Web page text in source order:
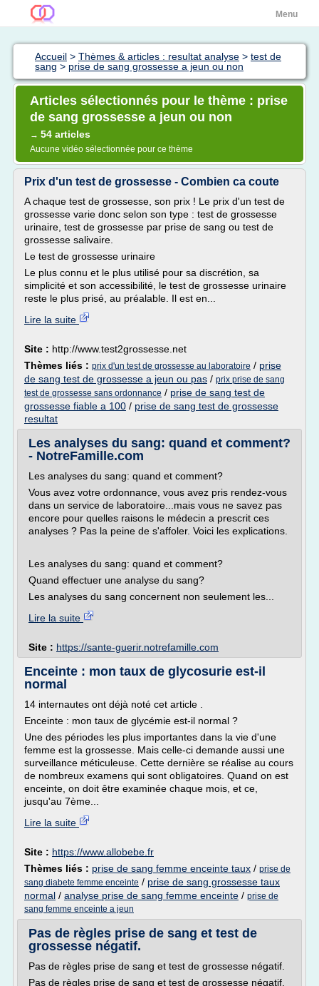
Menu
Accueil > Thèmes & articles : resultat analyse > test de
sang > prise de sang grossesse a jeun ou non
Articles sélectionnés pour le thème : prise
de sang grossesse a jeun ou non
→ 54 articles
Aucune vidéo sélectionnée pour ce thème
Prix d'un test de grossesse - Combien ca coute
A chaque test de grossesse, son prix ! Le prix d'un test de
grossesse varie donc selon son type : test de grossesse
urinaire, test de grossesse par prise de sang ou test de
grossesse salivaire.
Le test de grossesse urinaire
Le plus connu et le plus utilisé pour sa discrétion, sa
simplicité et son accessibilité, le test de grossesse urinaire
reste le plus prisé, au préalable. Il est en...
Lire la suite
Site : http://www.test2grossesse.net
Thèmes liés : prix d'un test de grossesse au laboratoire / prise
de sang test de grossesse a jeun ou pas / prix prise de sang
test de grossesse sans ordonnance / prise de sang test de
grossesse fiable a 100 / prise de sang test de grossesse
resultat
Les analyses du sang: quand et comment?
- NotreFamille.com
Les analyses du sang: quand et comment?
Vous avez votre ordonnance, vous avez pris rendez-vous
dans un service de laboratoire...mais vous ne savez pas
encore pour quelles raisons le médecin a prescrit ces
analyses ? Pas la peine de s'affoler. Voici les explications.
Les analyses du sang: quand et comment?
Quand effectuer une analyse du sang?
Les analyses du sang concernent non seulement les...
Lire la suite
Site : https://sante-guerir.notrefamille.com
Enceinte : mon taux de glycosurie est-il
normal
14 internautes ont déjà noté cet article .
Enceinte : mon taux de glycémie est-il normal ?
Une des périodes les plus importantes dans la vie d'une
femme est la grossesse. Mais celle-ci demande aussi une
surveillance méticuleuse. Cette dernière se réalise au cours
de nombreux examens qui sont obligatoires. Quand on est
enceinte, on doit être examinée chaque mois, et ce,
jusqu'au 7ème...
Lire la suite
Site : https://www.allobebe.fr
Thèmes liés : prise de sang femme enceinte taux / prise de
sang diabete femme enceinte / prise de sang grossesse taux
normal / analyse prise de sang femme enceinte / prise de
sang femme enceinte a jeun
Pas de règles prise de sang et test de
grossesse négatif.
Pas de règles prise de sang et test de grossesse négatif.
Pas de règles prise de sang et test de grossesse négatif.